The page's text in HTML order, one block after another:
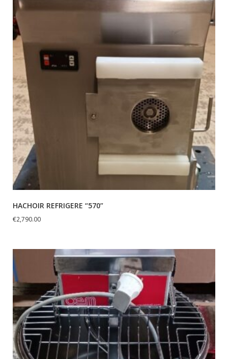
HACHOIR REFRIGERE “570”
€2,790.00